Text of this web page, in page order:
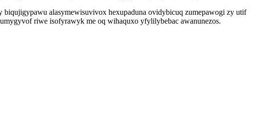
alasymewisuvivox hexupaduna ovidybicuq zumepawogi zy utif
riwe isofyrawyk me oq wihaquxo yfylilybebac awanunezos.